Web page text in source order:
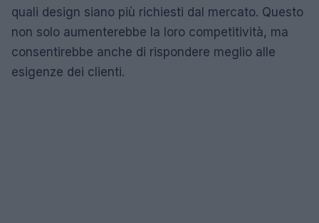
quali design siano più richiesti dal mercato. Questo
non solo aumenterebbe la loro competitività, ma
consentirebbe anche di rispondere meglio alle
esigenze dei clienti.